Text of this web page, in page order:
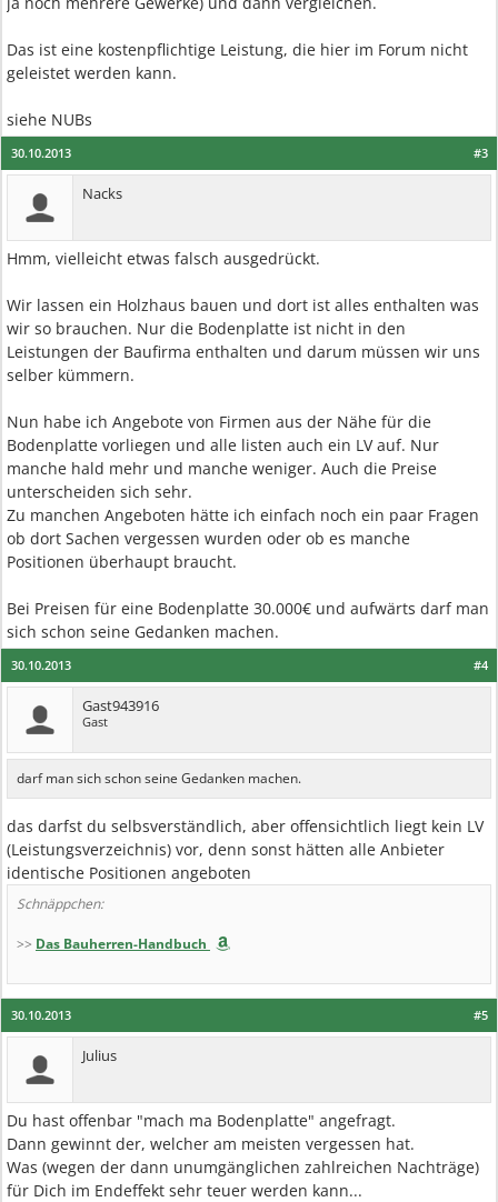
Das ist eine kostenpflichtige Leistung, die hier im Forum nicht
geleistet werden kann.
siehe NUBs
#3
30.10.2013
Nacks
Hmm, vielleicht etwas falsch ausgedrückt.
Wir lassen ein Holzhaus bauen und dort ist alles enthalten was
wir so brauchen. Nur die Bodenplatte ist nicht in den
Leistungen der Baufirma enthalten und darum müssen wir uns
selber kümmern.
Nun habe ich Angebote von Firmen aus der Nähe für die
Bodenplatte vorliegen und alle listen auch ein LV auf. Nur
manche hald mehr und manche weniger. Auch die Preise
unterscheiden sich sehr.
Zu manchen Angeboten hätte ich einfach noch ein paar Fragen
ob dort Sachen vergessen wurden oder ob es manche
Positionen überhaupt braucht.
Bei Preisen für eine Bodenplatte 30.000€ und aufwärts darf man
sich schon seine Gedanken machen.
#4
30.10.2013
Gast943916
Gast
darf man sich schon seine Gedanken machen.
das darfst du selbsverständlich, aber offensichtlich liegt kein LV
(Leistungsverzeichnis) vor, denn sonst hätten alle Anbieter
identische Positionen angeboten
Schnäppchen:
>> Das Bauherren-Handbuch
#5
30.10.2013
Julius
Du hast offenbar "mach ma Bodenplatte" angefragt.
Dann gewinnt der, welcher am meisten vergessen hat.
Was (wegen der dann unumgänglichen zahlreichen Nachträge)
für Dich im Endeffekt sehr teuer werden kann...